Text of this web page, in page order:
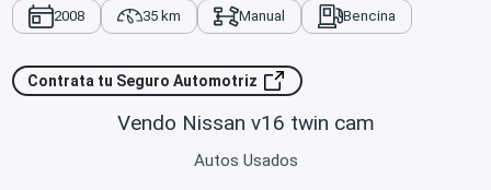
2008 35 km Manual Bencina
Contrata tu Seguro Automotriz
Vendo Nissan v16 twin cam
Autos Usados